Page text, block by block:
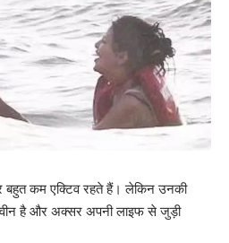
बहुत कम एक्टिव रहते हैं। लेकिन उनकी
क्वीन है और अक्सर अपनी लाइफ से जुड़ी